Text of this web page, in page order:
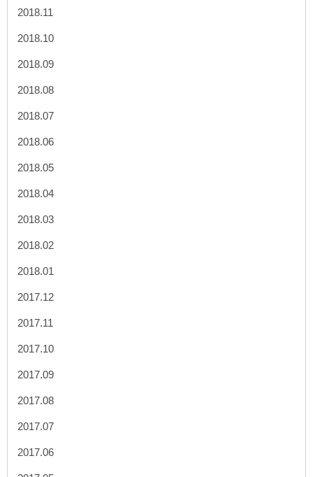
2018.11
2018.10
2018.09
2018.08
2018.07
2018.06
2018.05
2018.04
2018.03
2018.02
2018.01
2017.12
2017.11
2017.10
2017.09
2017.08
2017.07
2017.06